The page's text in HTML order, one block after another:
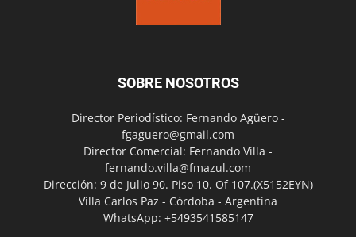
SOBRE NOSOTROS
Director Periodístico: Fernando Agüero -
fgaguero@gmail.com
Director Comercial: Fernando Villa -
fernando.villa@fmazul.com
Dirección: 9 de Julio 90. Piso 10. Of 107.(X5152EYN)
Villa Carlos Paz - Córdoba - Argentina
WhatsApp: +5493541585147